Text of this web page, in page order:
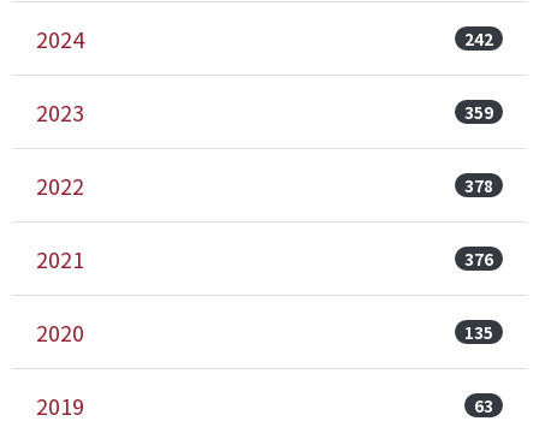
2024 242
2023 359
2022 378
2021 376
2020 135
2019 63